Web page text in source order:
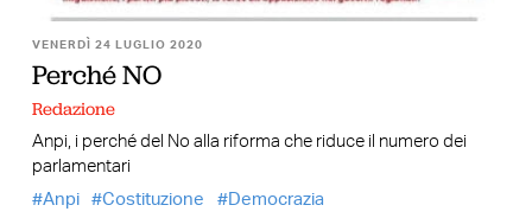
VENERDÌ 24 LUGLIO 2020
Perché NO
Redazione
Anpi, i perché del No alla riforma che riduce il numero dei
parlamentari
Anpi
Costituzione Democrazia